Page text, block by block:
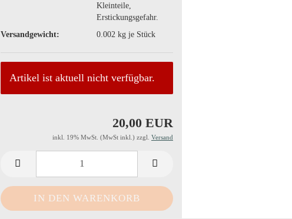
Kleinteile,
Erstickungsgefahr.
Versandgewicht:
0.002 kg je Stück
Artikel ist aktuell nicht verfügbar.
20,00 EUR
inkl. 19% MwSt. (MwSt inkl.) zzgl. Versand